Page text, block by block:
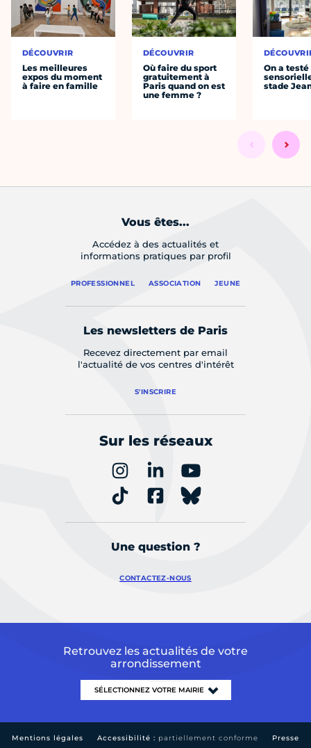
DÉCOUVRIR
Les meilleures
expos du moment
à faire en famille
DÉCOUVRIR
Où faire du sport
gratuitement à
Paris quand on est
une femme ?
On a
stade
Vous êtes...
Accédez à des actualités et
informations pratiques par profil
PROFESSIONNEL ASSOCIATION JEUNE
Les newsletters de Paris
Recevez directement par email
l'actualité de vos centres d'intérêt
S'INSCRIRE
Sur les réseaux
Une question ?
CONTACTEZ-NOUS
Retrouvez les actualités de votre
arrondissement
Mentions légales Accessibilité : partiellement conforme Presse